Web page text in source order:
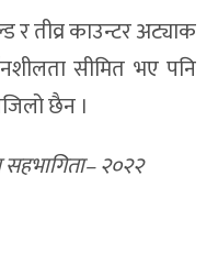
र तीव्र काउन्टर अट्याक
सीमित भए पनि
छैन ।
२०२२